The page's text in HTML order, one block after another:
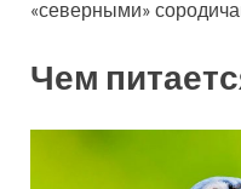
«северными»
Чем